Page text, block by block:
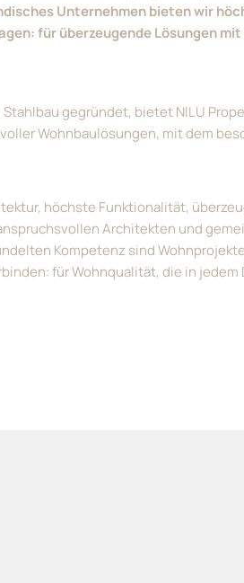
Unternehmen bieten wir
für überzeugende Lösungen
gegründet, bietet NILU
Wohnbaulösungen, mit dem
höchste Funktionalität,
Architekten und
Kompetenz sind
für Wohnqualität, die in jedem